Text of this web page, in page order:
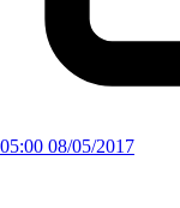
05:00 08/05/2017